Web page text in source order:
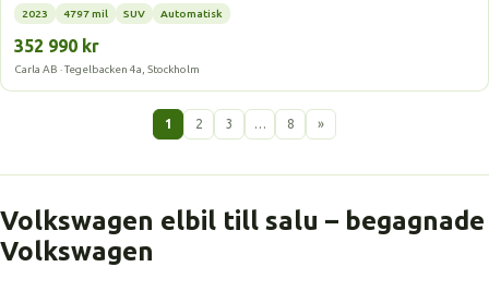
2023 4797 mil SUV Automatisk
352 990 kr
Carla AB · Tegelbacken 4a, Stockholm
1 2 3 … 8 »
Volkswagen elbil till salu – begagnade
Volkswagen